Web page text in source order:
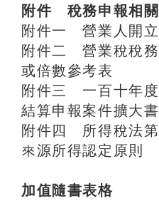
附件 稅務申報相
附件一 營業人開
附件二 營業稅稅
或倍數參考表
附件三 一百十年度
結算申報案件擴大
附件四 所得稅法第
來源所得認定原則
加值隨書表格